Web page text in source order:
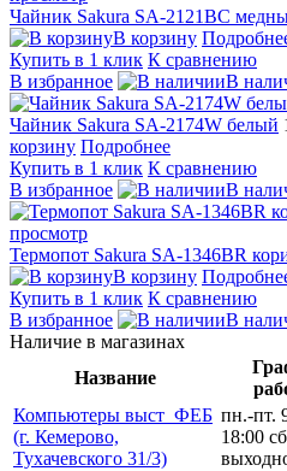
Чайник Sakura SA-2121BC
В корзину
Купить в 1 клик К сравнению
В избранное
В
Чайник Sakura SA-2174W белый
корзину Подробнее
Купить в 1 клик К сравнению
В избранное
В
просмотр
Термопот Sakura SA-1346BR
В корзину
Купить в 1 клик К сравнению
В избранное
В
Наличие в магазинах
Название
Компьютеры выст_ФЕБ
(г. Кемерово,
Тухачевского 31/3)
пн.-пт.
18:00